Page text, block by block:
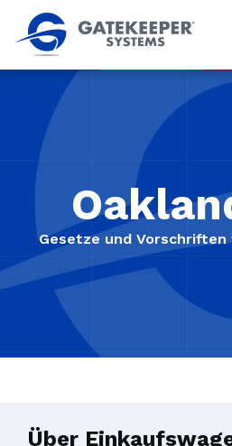
Gesetze und Vorschriften
Über